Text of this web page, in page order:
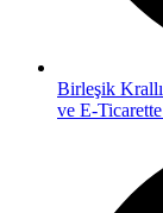
Birleşik
ve E-